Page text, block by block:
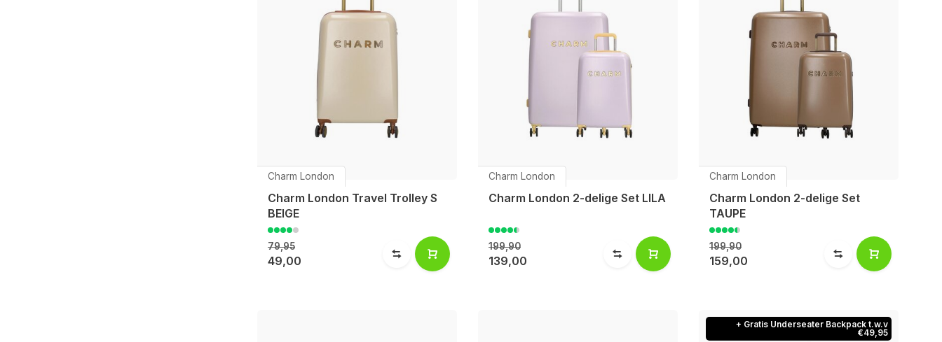
Charm London
Charm London Travel Trolley S
BEIGE
79,95
49,00
Charm London
Charm London 2-delige Set LILA
199,90
139,00
Charm London
Charm London 2-delige Set
TAUPE
199,90
159,00
+ Gratis Underseater Backpack t.w.v
€49,95